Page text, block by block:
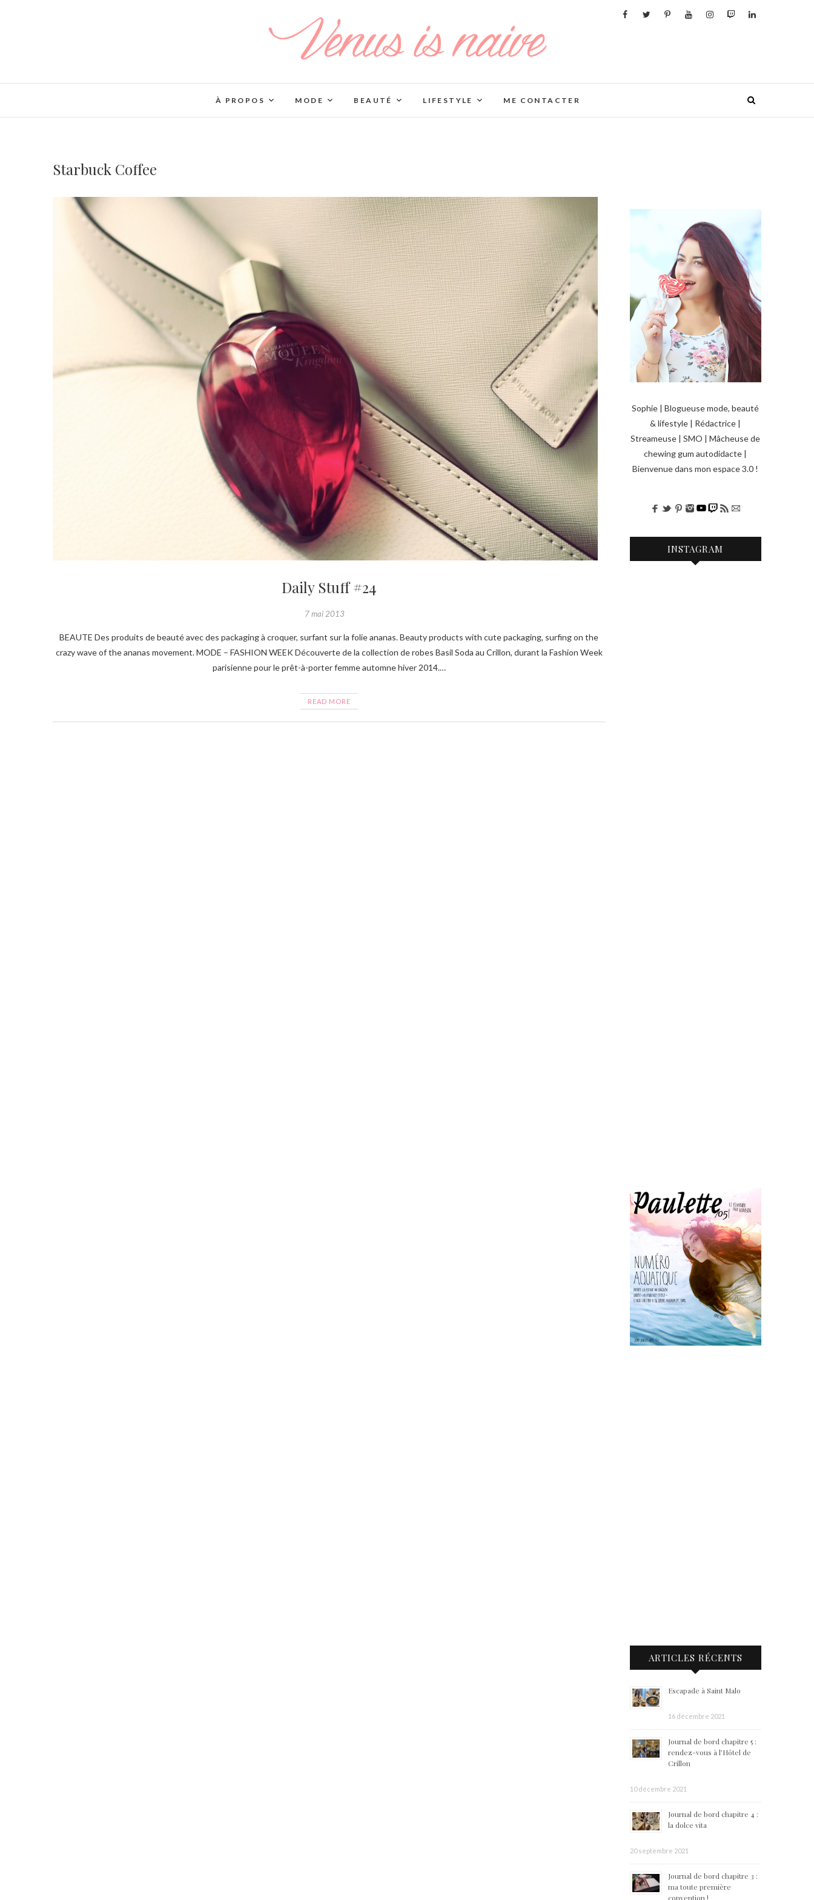
À PROPOS MODE BEAUTÉ LIFESTYLE ME CONTACTER
Starbuck Coffee
Daily Stuff #24
7 mai 2013
BEAUTE Des produits de beauté avec des packaging à croquer, surfant sur la folie ananas. Beauty products with cute packaging, surfing on the
crazy wave of the ananas movement. MODE – FASHION WEEK Découverte de la collection de robes Basil Soda au Crillon, durant la Fashion Week
parisienne pour le prêt-à-porter femme automne hiver 2014.…
READ MORE
Sophie | Blogueuse mode, beauté
& lifestyle | Rédactrice |
Streameuse | SMO | Mâcheuse de
chewing gum autodidacte |
Bienvenue dans mon espace 3.0 !
INSTAGRAM
ARTICLES RÉCENTS
Escapade à Saint Malo
16 décembre 2021
Journal de bord chapitre 5 :
rendez-vous à l’Hôtel de
Crillon
10 décembre 2021
Journal de bord chapitre 4 :
la dolce vita
20 septembre 2021
Journal de bord chapitre 3 :
ma toute première
convention !